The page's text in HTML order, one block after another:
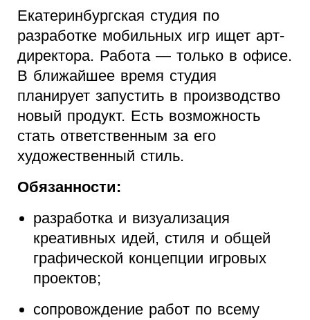
Екатеринбургская студия по
разработке мобильных игр ищет арт-
директора. Работа — только в офисе.
В ближайшее время студия
планирует запустить в производство
новый продукт. Есть возможность
стать ответственным за его
художественный стиль.
Обязанности:
разработка и визуализация
креативных идей, стиля и общей
графической концепции игровых
проектов;
сопровождение работ по всему